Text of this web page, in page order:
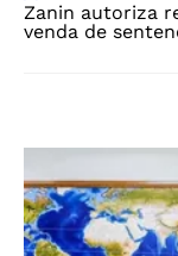
Zanin autoriza
venda de